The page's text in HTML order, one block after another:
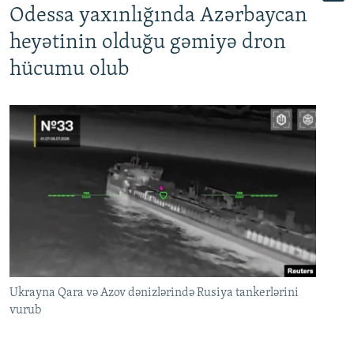
Odessa yaxınlığında Azərbaycan
heyətinin olduğu gəmiyə dron
hücumu olub
Ukrayna Qara və Azov dənizlərində Rusiya tankerlərini
vurub